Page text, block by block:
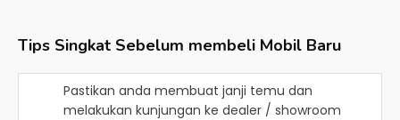
Tips Singkat Sebelum membeli Mobil Baru
Pastikan anda membuat janji temu dan
melakukan kunjungan ke dealer / showroom